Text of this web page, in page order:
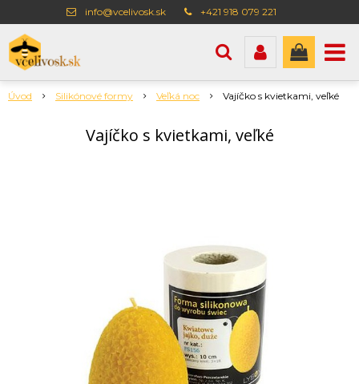
info@vcelivosk.sk +421 918 079 221
Úvod Silikónové formy Veľká noc Vajíčko s kvietkami, veľké
Vajíčko s kvietkami, veľké